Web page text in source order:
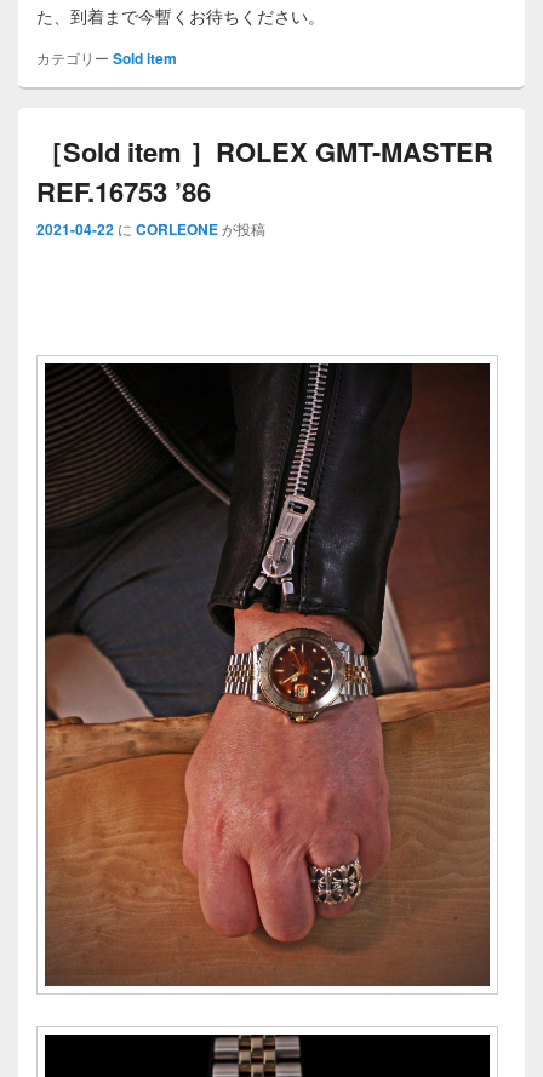
た、到着まで今暫くお待ちください。
カテゴリー Sold item
［Sold item ］ROLEX GMT-MASTER
REF.16753 ’86
2021-04-22 に CORLEONEが投稿